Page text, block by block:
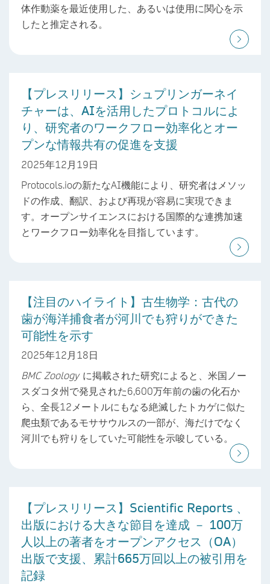
体作動薬を最近使用した、あるいは使用に関心を示
したと推定される。
【プレスリリース】シュプリンガーネイ
チャーは、AIを活用したプロトコルによ
り、研究者のワークフロー効率化とオー
プンな情報共有の促進を支援
2025年12月19日
Protocols.ioの新たなAI機能により、研究者はメソッ
ドの作成、翻訳、および再現が容易に実現できま
す。オープンサイエンスにおける国際的な連携加速
とワークフロー効率化を目指しています。
【注目のハイライト】古生物学：古代の
歯が海洋捕食者が河川でも狩りができた
可能性を示す
2025年12月18日
BMC Zoology に掲載された研究によると、米国ノー
スダコタ州で発見された6,600万年前の歯の化石か
ら、全長12メートルにもなる絶滅したトカゲに似た
爬虫類であるモササウルスの一部が、海だけでなく
河川でも狩りをしていた可能性を示唆している。
【プレスリリース】Scientific Reports 、
出版における大きな節目を達成 － 100万
人以上の著者をオープンアクセス（OA）
出版で支援、累計665万回以上の被引用を
記録